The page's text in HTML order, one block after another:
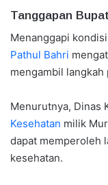
Tanggapan
Menanggapi
Pathul Bahri
mengambil langkah
Menurutnya, Dinas
Kesehatan milik
dapat memperoleh
kesehatan.